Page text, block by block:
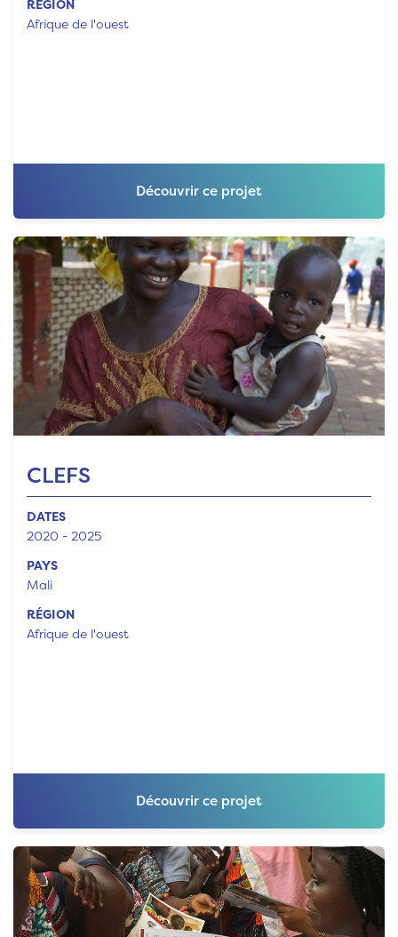
RÉGION
Afrique de l'ouest
Découvrir ce projet
CLEFS
DATES
2020 - 2025
PAYS
Mali
RÉGION
Afrique de l'ouest
Découvrir ce projet